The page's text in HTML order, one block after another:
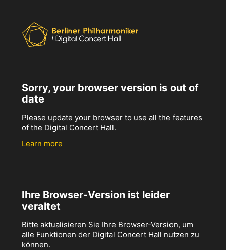
Sorry, your browser version is out of
date
Please update your browser to use all the features
of the Digital Concert Hall.
Learn more
Ihre Browser-Version ist leider
veraltet
Bitte aktualisieren Sie Ihre Browser-Version, um
alle Funktionen der Digital Concert Hall nutzen zu
können.